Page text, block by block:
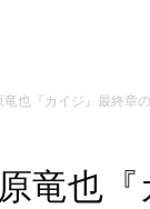
竜也『カイジ』最終章
竜也